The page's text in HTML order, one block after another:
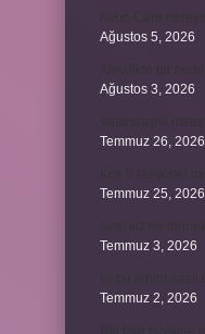
Ağustos 5, 2026
Ağustos 3, 2026
Temmuz 26, 2026
Temmuz 25, 2026
Temmuz 3, 2026
Temmuz 2, 2026